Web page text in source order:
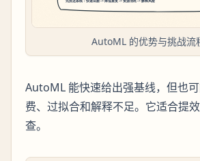
AutoML 的优势与挑战流
AutoML 能快速给出强基线，但也
费、过拟合和解释不足。它适合提
查。